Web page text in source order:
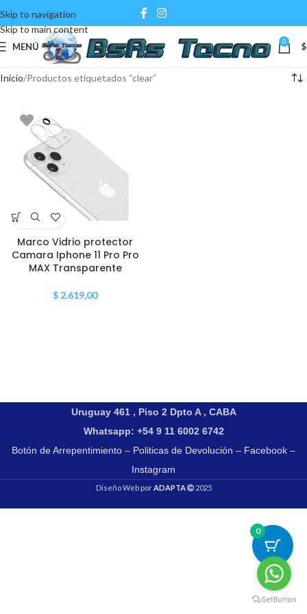
Skip to navigation
Skip to main content
MENÚ 0 $
Inicio Productos etiquetados “clear”
Marco Vidrio protector
Camara Iphone 11 Pro Pro
MAX Transparente
$ 2.619,00
Uruguay 461 , Piso 2 Dpto A , CABA
Whatsapp: +54 9 11 6002 6742
Botón de Arrepentimiento – Politicas de Devolución – Facebook –
Instagram
Diseño Web porADAPTA 2025
0